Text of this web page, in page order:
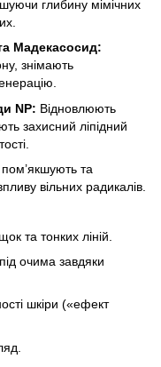
глибину мімічних
Мадекасосид:
знімають
NP: Відновлюють
захисний ліпідний
та
вільних радикалів.
та тонких ліній.
очима завдяки
шкіри («ефект